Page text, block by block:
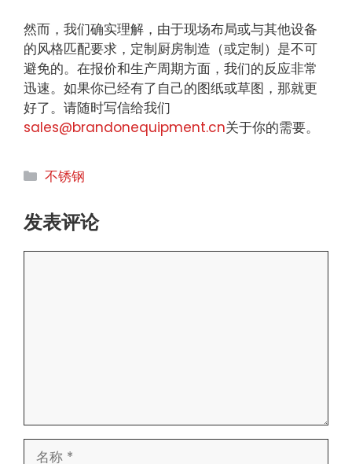
然而，我们确实理解，由于现场布局或与其他设备
的风格匹配要求，定制厨房制造（或定制）是不可
避免的。在报价和生产周期方面，我们的反应非常
迅速。如果你已经有了自己的图纸或草图，那就更
好了。请随时写信给我们
sales@brandonequipment.cn关于你的需要。
分
不锈钢
发表评论